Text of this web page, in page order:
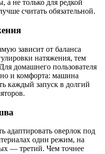
а не только для редкой
считать обязательной.
зависит от баланса
натяжения, тем
домашнего пользователя
но и комфорта: машина
каждый запуск в долгий
адаптировать оверлок под
один режим, на
— третий. Чем точнее